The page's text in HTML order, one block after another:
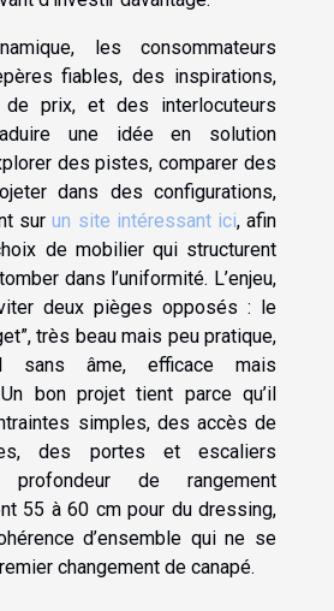
les consommateurs
fiables, des inspirations,
prix, et des interlocuteurs
une idée en solution
des pistes, comparer des
dans des configurations,
surun site intéressant ici, afin
de mobilier qui structurent
dans l’uniformité. L’enjeu,
deux pièges opposés : le
très beau mais peu pratique,
sans âme, efficace mais
bon projet tient parce qu’il
simples, des accès de
des portes et escaliers
de rangement
55 à 60 cm pour du dressing,
d’ensemble qui ne se
changement de canapé.